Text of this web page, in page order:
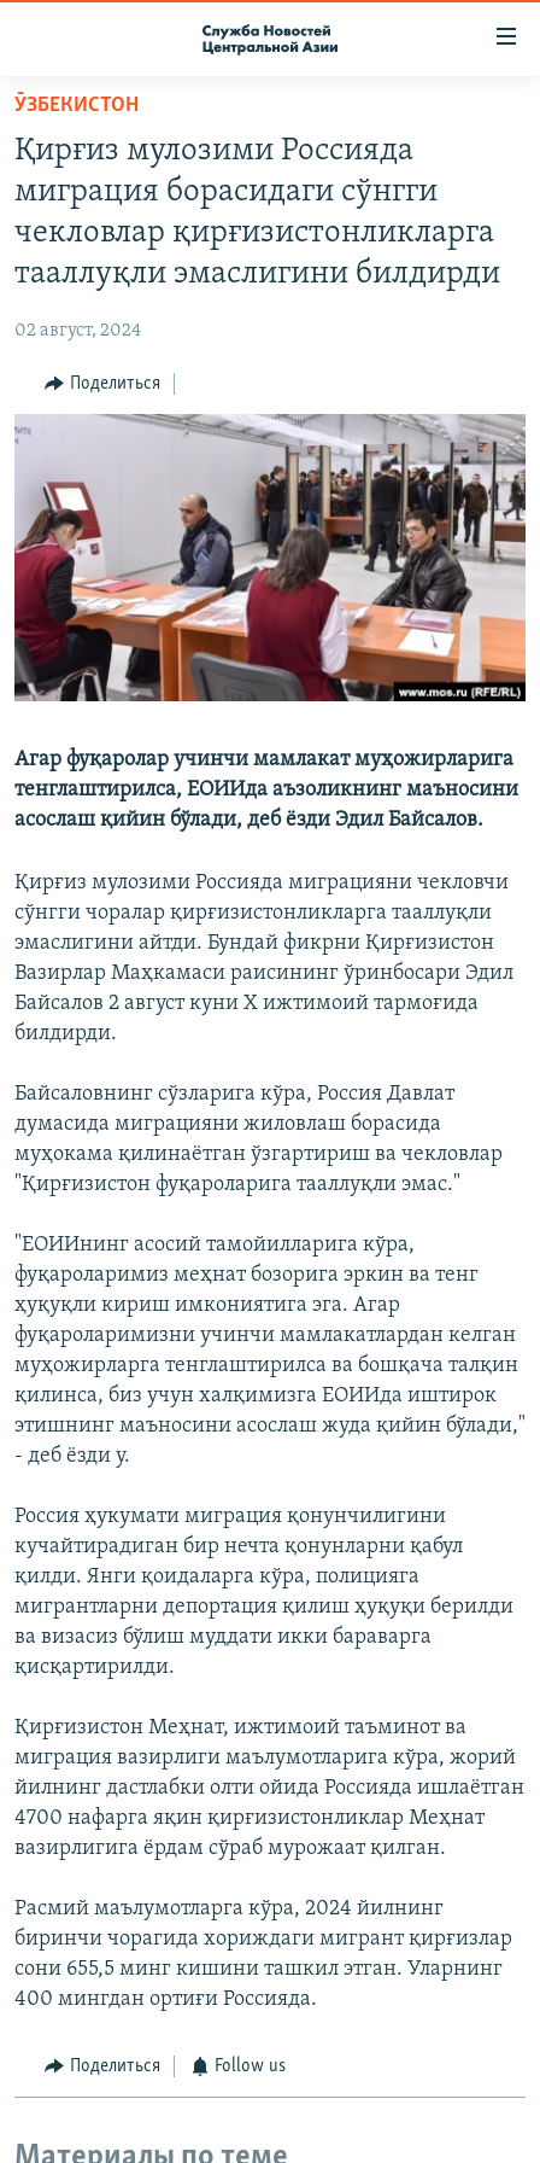
Вернуться
основному
содержанию
Вернутся
главной
Вернутся
поиску
ПОДПИСКА
КОНТАКТЫ
МИГРАНТ МЕДИА
ӮЗБЕКИСТОН
Қирғиз мулозими Россияда
миграция борасидаги сўнгги
чекловлар қирғизистонликларга
тааллуқли эмаслигини билдирди
02 август, 2024
Поделиться
Агар фуқаролар учинчи мамлакат муҳожирларига
тенглаштирилса, ЕОИИда аъзоликнинг маъносини
асослаш қийин бўлади, деб ёзди Эдил Байсалов.
Қирғиз мулозими Россияда миграцияни чекловчи
сўнгги чоралар қирғизистонликларга тааллуқли
эмаслигини айтди. Бундай фикрни Қирғизистон
Вазирлар Маҳкамаси раисининг ўринбосари Эдил
Байсалов 2 август куни Х ижтимоий тармоғида
билдирди.
Байсаловнинг сўзларига кўра, Россия Давлат
думасида миграцияни жиловлаш борасида
муҳокама қилинаётган ўзгартириш ва чекловлар
"Қирғизистон фуқароларига тааллуқли эмас."
"ЕОИИнинг асосий тамойилларига кўра,
фуқароларимиз меҳнат бозорига эркин ва тенг
ҳуқуқли кириш имкониятига эга. Агар
фуқароларимизни учинчи мамлакатлардан келган
муҳожирларга тенглаштирилса ва бошқача талқин
қилинса, биз учун халқимизга ЕОИИда иштирок
этишнинг маъносини асослаш жуда қийин бўлади,"
- деб ёзди у.
Россия ҳукумати миграция қонунчилигини
кучайтирадиган бир нечта қонунларни қабул
қилди. Янги қоидаларга кўра, полицияга
мигрантларни депортация қилиш ҳуқуқи берилди
ва визасиз бўлиш муддати икки бараварга
қисқартирилди.
Қирғизистон Меҳнат, ижтимоий таъминот ва
миграция вазирлиги маълумотларига кўра, жорий
йилнинг дастлабки олти ойида Россияда ишлаётган
4700 нафарга яқин қирғизистонликлар Меҳнат
вазирлигига ёрдам сўраб мурожаат қилган.
Расмий маълумотларга кўра, 2024 йилнинг
биринчи чорагида хориждаги мигрант қирғизлар
сони 655,5 минг кишини ташкил этган. Уларнинг
400 мингдан ортиғи Россияда.
Поделиться Follow us